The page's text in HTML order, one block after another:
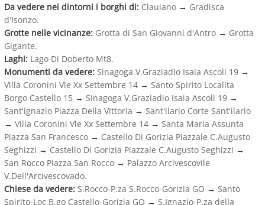
Da vedere nei dintorni i borghi di: Clauiano → Gradisca
d'Isonzo.
Grotte nelle vicinanze: Grotta di San Giovanni d'Antro → Grotta
Gigante.
Laghi: Lago Di Doberto Mt8.
Monumenti da vedere: Sinagoga V.Graziadio Isaia Ascoli 19 →
Villa Coronini Vle Xx Settembre 14 → Santo Spirito Localita
Borgo Castello 15 → Sinagoga V.Graziadio Isaia Ascoli 19 →
Sant'ignazio Piazza Della Vittoria → Sant'ilario Corte Sant'ilario
→ Villa Coronini Vle Xx Settembre 14 → Santa Maria Assunta
Piazza San Francesco → Castello Di Gorizia Piazzale C.Augusto
Seghizzi → Castello Di Gorizia Piazzale C.Augusto Seghizzi →
San Rocco Piazza San Rocco → Palazzo Arcivescovile
V.Dell'Arcivescovado.
Chiese da vedere: S.Rocco-P.za S.Rocco-Gorizia GO → Santo
Spirito-Loc.B.go Castello-Gorizia GO → S.Ignazio-P.za della